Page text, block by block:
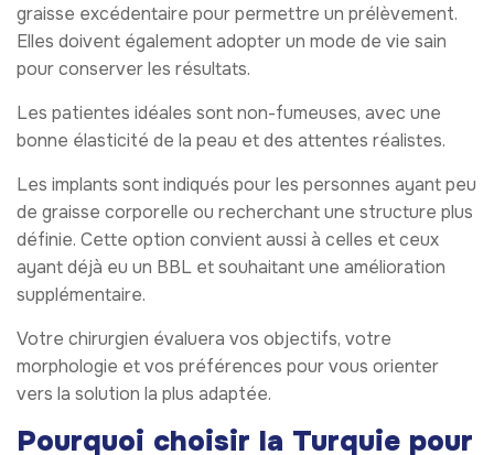
graisse excédentaire pour permettre un prélèvement.
Elles doivent également adopter un mode de vie sain
pour conserver les résultats.
Les patientes idéales sont non-fumeuses, avec une
bonne élasticité de la peau et des attentes réalistes.
Les implants sont indiqués pour les personnes ayant peu
de graisse corporelle ou recherchant une structure plus
définie. Cette option convient aussi à celles et ceux
ayant déjà eu un BBL et souhaitant une amélioration
supplémentaire.
Votre chirurgien évaluera vos objectifs, votre
morphologie et vos préférences pour vous orienter
vers la solution la plus adaptée.
Pourquoi choisir la Turquie pour